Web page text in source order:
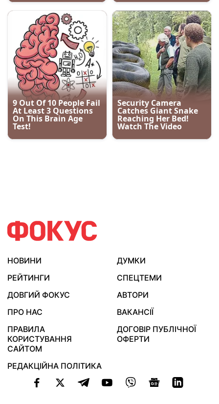
НОВИНИ
ДУМКИ
РЕЙТИНГИ
СПЕЦТЕМИ
ДОВГИЙ ФОКУС
АВТОРИ
ПРО НАС
ВАКАНСІЇ
ПРАВИЛА
КОРИСТУВАННЯ
САЙТОМ
ДОГОВІР ПУБЛІЧНОЇ
ОФЕРТИ
РЕДАКЦІЙНА ПОЛІТИКА